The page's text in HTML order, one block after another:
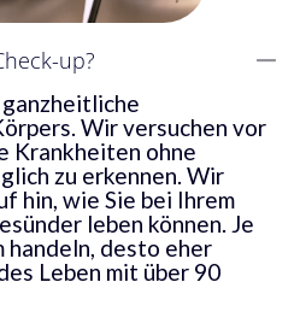
up?
Wir versuchen vor
Krankheiten ohne
zu erkennen. Wir
hin, wie Sie bei Ihrem
leben können. Je
handeln, desto eher
Leben mit über 90